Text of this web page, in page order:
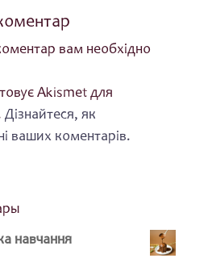
вам необхідно
Akismet для
Дізнайтеся, як
ваших коментарів.
навчання